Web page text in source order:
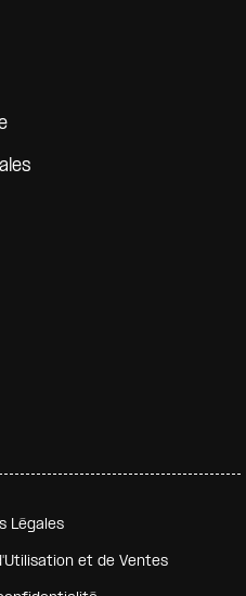
Légales
et de Ventes